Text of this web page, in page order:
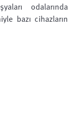
odalarında
bazı cihazların